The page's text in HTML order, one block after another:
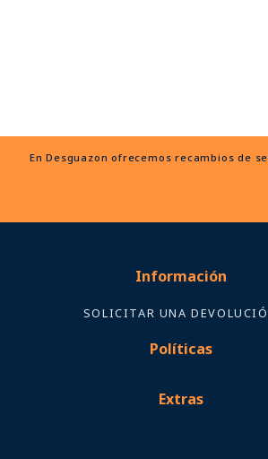
En Desguazon ofrecemos recambios de
Información
SOLICITAR UNA
Políticas
Extras